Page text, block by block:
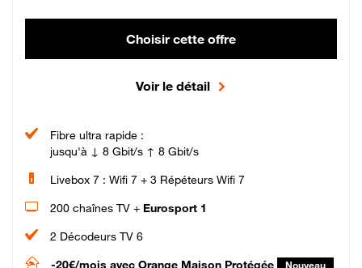
Choisir cette offre
Voir le détail
Fibre ultra rapide :
jusqu'à ↓ 8 Gbit/s ↑ 8 Gbit/s
Livebox 7 : Wifi 7 + 3 Répéteurs Wifi 7
200 chaînes TV + Eurosport 1
2 Décodeurs TV 6
-20€/mois avec Orange Maison Protégée Nouveau